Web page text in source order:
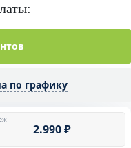
по графику